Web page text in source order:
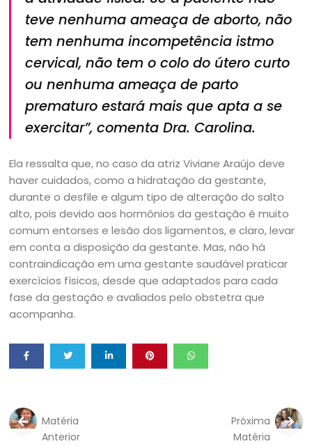
teve nenhuma ameaça de aborto, não
tem nenhuma incompetência istmo
cervical, não tem o colo do útero curto
ou nenhuma ameaça de parto
prematuro estará mais que apta a se
exercitar”,comenta Dra. Carolina.
Ela ressalta que, no caso da atriz Viviane Araújo deve
haver cuidados, como a hidratação da gestante,
durante o desfile e algum tipo de alteração do salto
alto, pois devido aos hormônios da gestação é muito
comum entorses e lesão dos ligamentos, e claro, levar
em conta a disposição da gestante. Mas, não há
contraindicação em uma gestante saudável praticar
exercícios físicos, desde que adaptados para cada
fase da gestação e avaliados pelo obstetra que
acompanha.
Matéria
Anterior
Próxima
Matéria